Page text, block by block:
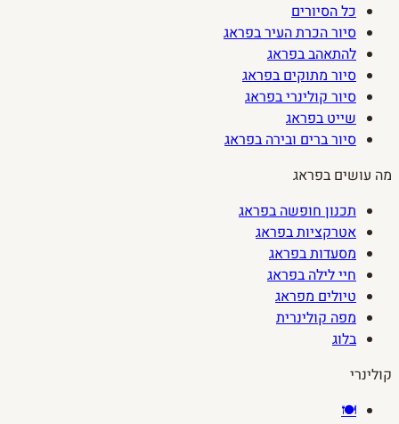
כל הסיורים
סיור הכרת העיר בפראג
להתאהב בפראג
סיור מתוקים בפראג
סיור קולינרי בפראג
שייט בפראג
סיור ברים ובירה בפראג
מה עושים בפראג
תכנון חופשה בפראג
אטרקציות בפראג
מסעדות בפראג
חיי לילה בפראג
טיולים מפראג
מפה קולינרית
בלוג
קולינרי
🍽️